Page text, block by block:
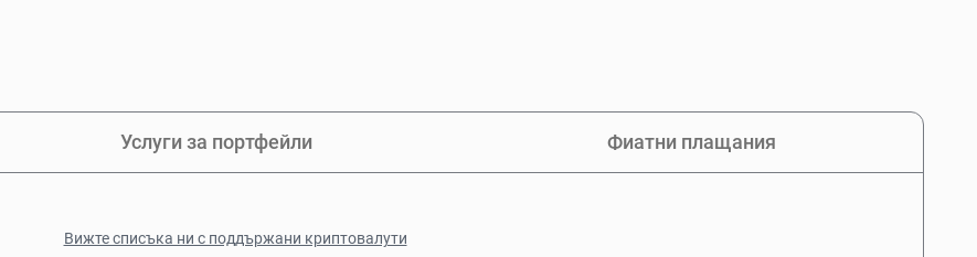
Услуги за портфейли Фиатни плащания
Вижте списъка ни с поддържани криптовалути